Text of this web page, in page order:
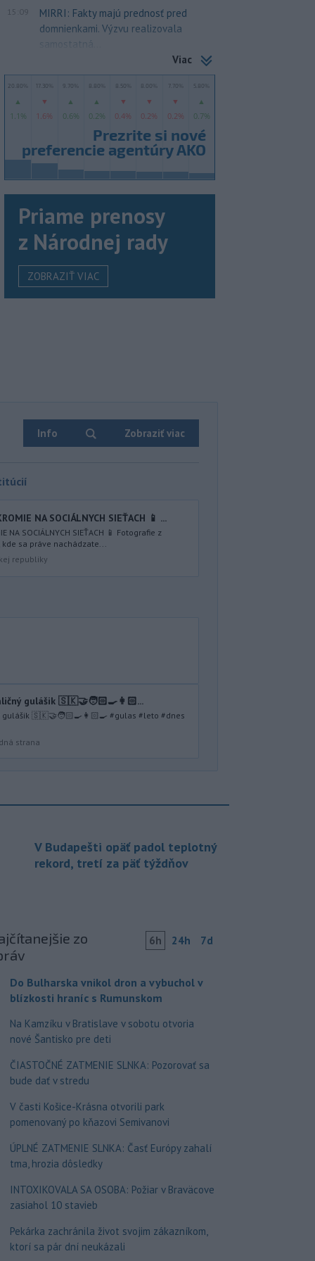
15:09
MIRRI: Fakty majú prednosť pred
domnienkami. Výzvu realizovala
samostatná...
Viac
Priame prenosy
z Národnej rady
ZOBRAZIŤ VIAC
Info Zobraziť viac
NA SOCIÁLNYCH SIEŤACH 📱 ...
NA SOCIÁLNYCH SIEŤACH 📱 Fotografie z
sa práve nachádzate...
republiky
gulášik 🇸🇰🤝🧑🏻‍🍳👩🏻...
gulášik 🇸🇰🤝🧑🏻‍🍳👩🏻‍🍳 #gulas #leto #dnes
strana
V Budapešti opäť padol teplotný
rekord, tretí za päť týždňov
zo
6h 24h 7d
Do Bulharska vnikol dron a vybuchol v
blízkosti hraníc s Rumunskom
Na Kamzíku v Bratislave v sobotu otvoria
nové Šantisko pre deti
ČIASTOČNÉ ZATMENIE SLNKA: Pozorovať sa
bude dať v stredu
V časti Košice-Krásna otvorili park
pomenovaný po kňazovi Semivanovi
ÚPLNÉ ZATMENIE SLNKA: Časť Európy zahalí
tma, hrozia dôsledky
INTOXIKOVALA SA OSOBA: Požiar v Braväcove
zasiahol 10 stavieb
Pekárka zachránila život svojim zákazníkom,
ktorí sa pár dní neukázali